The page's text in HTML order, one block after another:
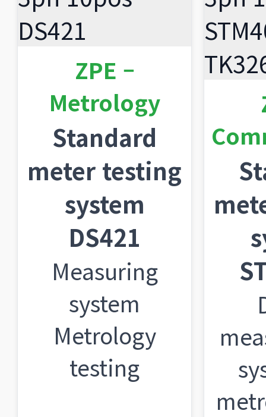
ZPE –
Metrology
Standard
meter testing
system
DS421
Measuring
system
Metrology
testing